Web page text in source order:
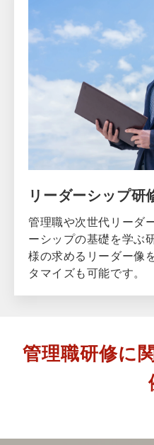
リーダーシップ研
管理職や次世代リーダ
ーシップの基礎を学ぶ
様の求めるリーダー像
タマイズも可能です。
管理職研修に